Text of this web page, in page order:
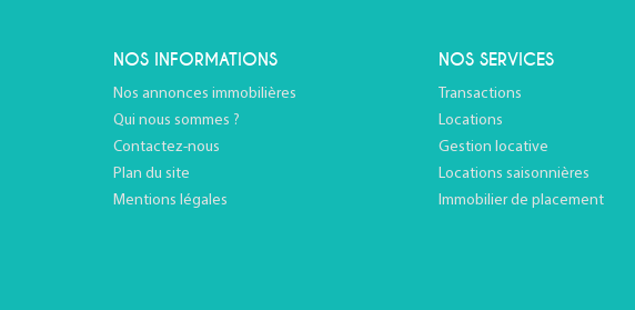
NOS INFORMATIONS
Nos annonces immobilières
Qui nous sommes ?
Contactez-nous
Plan du site
Mentions légales
NOS SERVICES
Transactions
Locations
Gestion locative
Locations saisonnières
Immobilier de placement